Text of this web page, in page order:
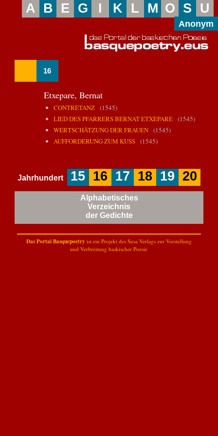
A B E G I K L M O S U
Anonym
16
Etxepare, Bernat
CONTRETANZ (1545)
LIED DES PFARRERS BERNAT ETXEPARE (1545)
WERTSCHÄTZUNG DER FRAUEN (1545)
AUFFORDERUNG ZUM KUSS (1545)
Jahrhundert 15 16 17 18 19 20
Alphabetisches
Verzeichnis
der Gedichte
Das Portal Basquepoetry ist ein Projekt des Susa Verlagszur Vorstellung
und Verbreitung baskischer Poesie